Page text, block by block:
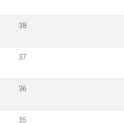
38
37
36
35